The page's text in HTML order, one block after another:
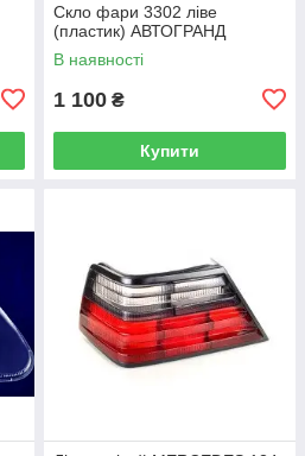
Скло фари 3302 ліве
(пластик) АВТОГРАНД
В наявності
1 100 ₴
Купити